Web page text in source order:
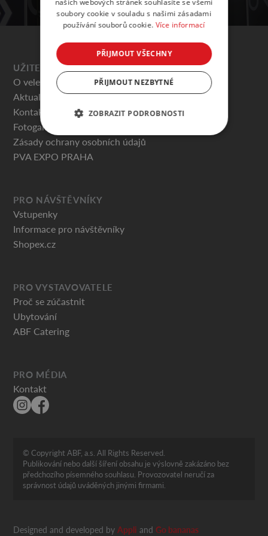
UŽITEČNÉ
O veletrhu
Aktuality
Kontakty
Fotogalerie
Zásady ochrany osobních údajů
PVA EXPO PRAHA
PRO NÁVŠTĚVNÍKY
Vstupenky
Informace pro návštěvníky
Shopex.cz
PRO VYSTAVOVATELE
Proč se zúčastnit
Ubytování
ABF Catering
PRO MÉDIA
Kontakt
© Copyright ABF, a.s. All Rights Reserved.
Publikování nebo další šíření obsahu je výslovně zakázáno bez
předchozího písemného souhlasu. Provozovatel neručí za
správnost údajů uváděných jinými firmami.
Designed and developed byAppli andGo bananas
soubory cookie v souladu s našimi zásadami
používání souborů cookie. Více informací
PŘIJMOUT VŠECHNY
PŘIJMOUT NEZBYTNÉ
ZOBRAZIT PODROBNOSTI